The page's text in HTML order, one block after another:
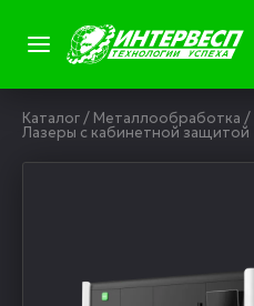
Каталог/ Металлообработка /
Лазеры с кабинетной защитой